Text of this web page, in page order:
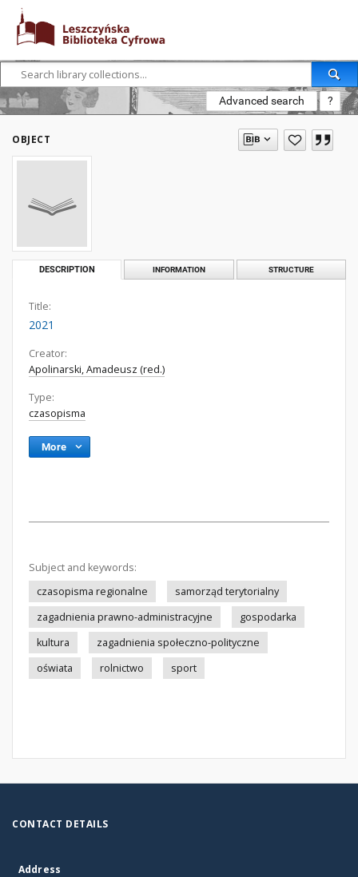
Advanced search ?
OBJECT
DESCRIPTION INFORMATION STRUCTURE
Title:
2021
Creator:
Apolinarski, Amadeusz (red.)
Type:
czasopisma
More
Subject and keywords:
czasopisma regionalne
samorząd terytorialny
zagadnienia prawno-administracyjne
gospodarka
kultura
zagadnienia społeczno-polityczne
oświata
rolnictwo sport
CONTACT DETAILS
Address